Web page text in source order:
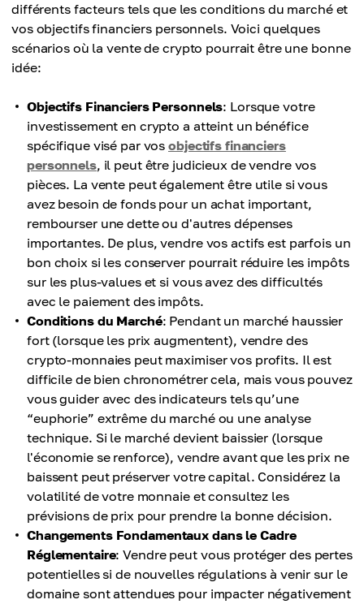
différents facteurs tels que les conditions du marché et
vos objectifs financiers personnels. Voici quelques
scénarios où la vente de crypto pourrait être une bonne
idée:
Objectifs Financiers Personnels: Lorsque votre
investissement en crypto a atteint un bénéfice
spécifique visé par vosobjectifs financiers
personnels, il peut être judicieux de vendre vos
pièces. La vente peut également être utile si vous
avez besoin de fonds pour un achat important,
rembourser une dette ou d'autres dépenses
importantes. De plus, vendre vos actifs est parfois un
bon choix si les conserver pourrait réduire les impôts
sur les plus-values et si vous avez des difficultés
avec le paiement des impôts.
Conditions du Marché: Pendant un marché haussier
fort (lorsque les prix augmentent), vendre des
crypto-monnaies peut maximiser vos profits. Il est
difficile de bien chronométrer cela, mais vous pouvez
vous guider avec des indicateurs tels qu’une
“euphorie” extrême du marché ou une analyse
technique. Si le marché devient baissier (lorsque
l'économie se renforce), vendre avant que les prix ne
baissent peut préserver votre capital. Considérez la
volatilité de votre monnaie et consultez les
prévisions de prix pour prendre la bonne décision.
Changements Fondamentaux dans le Cadre
Réglementaire: Vendre peut vous protéger des pertes
potentielles si de nouvelles régulations à venir sur le
domaine sont attendues pour impacter négativement